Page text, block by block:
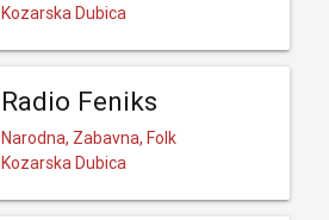
Kozarska Dubica
Radio Feniks
Narodna, Zabavna, Folk
Kozarska Dubica